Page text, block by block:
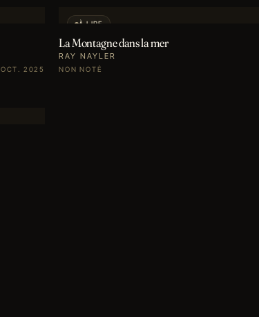
OCT. 2025
À LIRE
La Montagne dans la mer
RAY NAYLER
NON NOTÉ